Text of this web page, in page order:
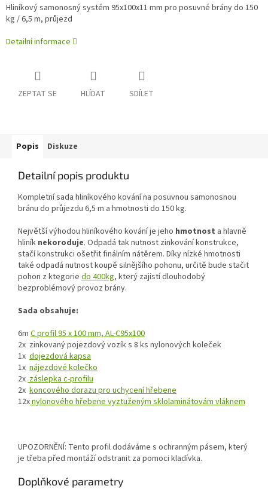
Hliníkový samonosný systém 95x100x11 mm pro posuvné brány do 150
kg / 6,5 m, průjezd
Detailní informace
ZEPTAT SE HLÍDAT SDÍLET
Popis Diskuze
Detailní popis produktu
Kompletní sada hliníkového kování na posuvnou samonosnou
bránu do průjezdu 6,5 m a hmotnosti do 150 kg.
Největší výhodou hliníkového kování je jeho hmotnost a hlavně
hliník nekoroduje. Odpadá tak nutnost zinkování konstrukce,
stačí konstrukci ošetřit finálním nátěrem. Díky nízké hmotnosti
také odpadá nutnost koupě silnějšího pohonu, určitě bude stačit
pohon z ktegorie do 400kg, který zajistí dlouhodobý
bezproblémový provoz brány.
Sada obsahuje:
6m C profil 95 x 100 mm, AL-C95x100
2x zinkovaný pojezdový vozík s 8 ks nylonových koleček
1x dojezdová kapsa
1x nájezdové kolečko
2xzáslepka c-profilu
2x koncového dorazu pro uchycení hřebene
12xnylonového hřebene vyztuženým sklolaminátovám vláknem
UPOZORNĚNÍ: Tento profil dodáváme s ochranným pásem, který
je třeba před montáží odstranit za pomoci kladívka.
Doplňkové parametry